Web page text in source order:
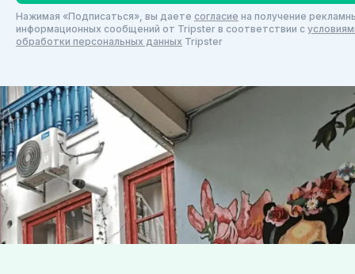
Нажимая «Подписаться», вы даете согласие на получение
информационных сообщений от Tripster в соответствии c
обработки персональных данных Tripster